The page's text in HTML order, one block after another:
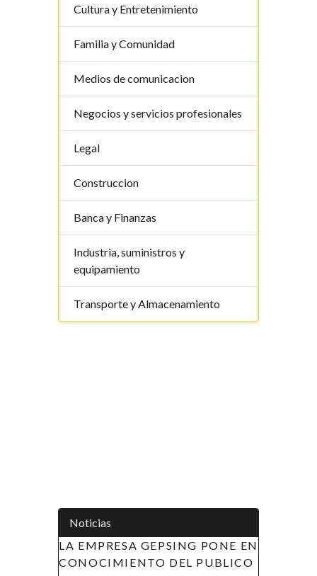
Cultura y Entretenimiento
Familia y Comunidad
Medios de comunicacion
Negocios y servicios profesionales
Legal
Construccion
Banca y Finanzas
Industria, suministros y
equipamiento
Transporte y Almacenamiento
Noticias
EMPRESA GEPSING PONE EN
DEL PUBLICO
APOYO A LAS
LA MUJER EN